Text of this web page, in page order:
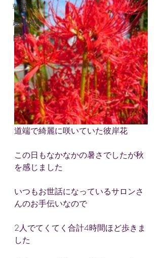
朝活Day
趣味園芸
日常
道端で綺麗に咲いていた彼岸花
この日もなかなかの暑さでしたが秋
を感じました
いつもお世話になっているサロンさ
んのお手伝いなので
2人でてくてく合計4時間ほど歩きま
した